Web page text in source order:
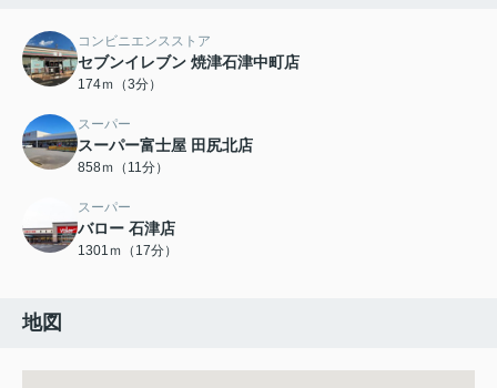
コンビニエンスストア
セブンイレブン 焼津石津中町店
174ｍ（3分）
スーパー
スーパー富士屋 田尻北店
858ｍ（11分）
スーパー
バロー 石津店
1301ｍ（17分）
地図